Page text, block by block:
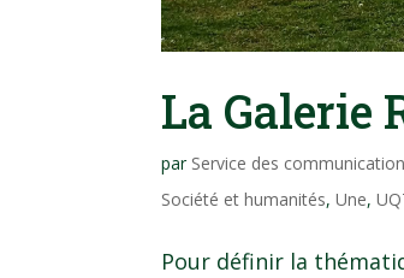
La Galerie
par Service des
Société et humanités,Une,
Pour définir la